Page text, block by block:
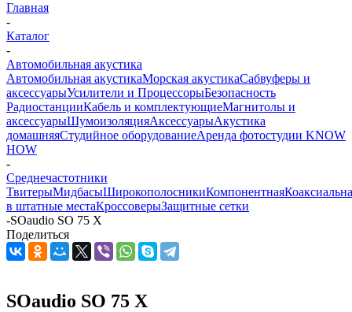
Главная
-
Каталог
-
Автомобильная акустика
Автомобильная акустикаМорская акустикаСабвуферы и
аксессуарыУсилители и ПроцессорыБезопасность
РадиостанцииКабель и комплектующиеМагнитолы и
аксессуарыШумоизоляцияАксессуарыАкустика
домашняяСтудийное оборудованиеАренда фотостудии KNOW
HOW
-
Среднечастотники
ТвитерыМидбасыШирокополосникиКомпонентная
в штатные местаКроссоверыЗащитные сетки
-SOaudio SO 75 X
Поделиться
SOaudio SO 75 X